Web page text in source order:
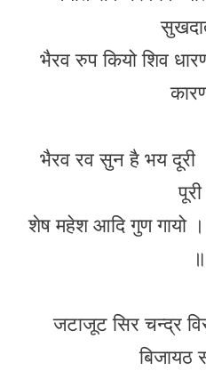
भैरव रुप कियो शिव
भैरव रव सुन है भय दूरी
शेष महेश आदि गुण गायो
॥
जटाजूट सिर चन्द्र
बिजायठ